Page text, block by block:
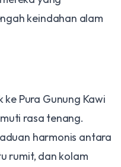
keindahan alam
Pura Gunung Kawi
rasa tenang.
harmonis antara
rumit, dan kolam